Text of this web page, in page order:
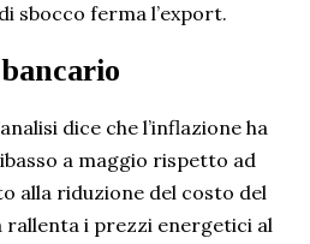
sbocco ferma l’export.
dice che l’inflazione ha
a maggio rispetto ad
alla riduzione del costo del
rallenta i prezzi energetici al